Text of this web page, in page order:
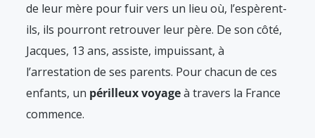
de leur mère pour fuir vers un lieu où, l’espèrent-
ils, ils pourront retrouver leur père. De son côté,
Jacques, 13 ans, assiste, impuissant, à
l’arrestation de ses parents. Pour chacun de ces
enfants, un périlleux voyageà travers la France
commence.